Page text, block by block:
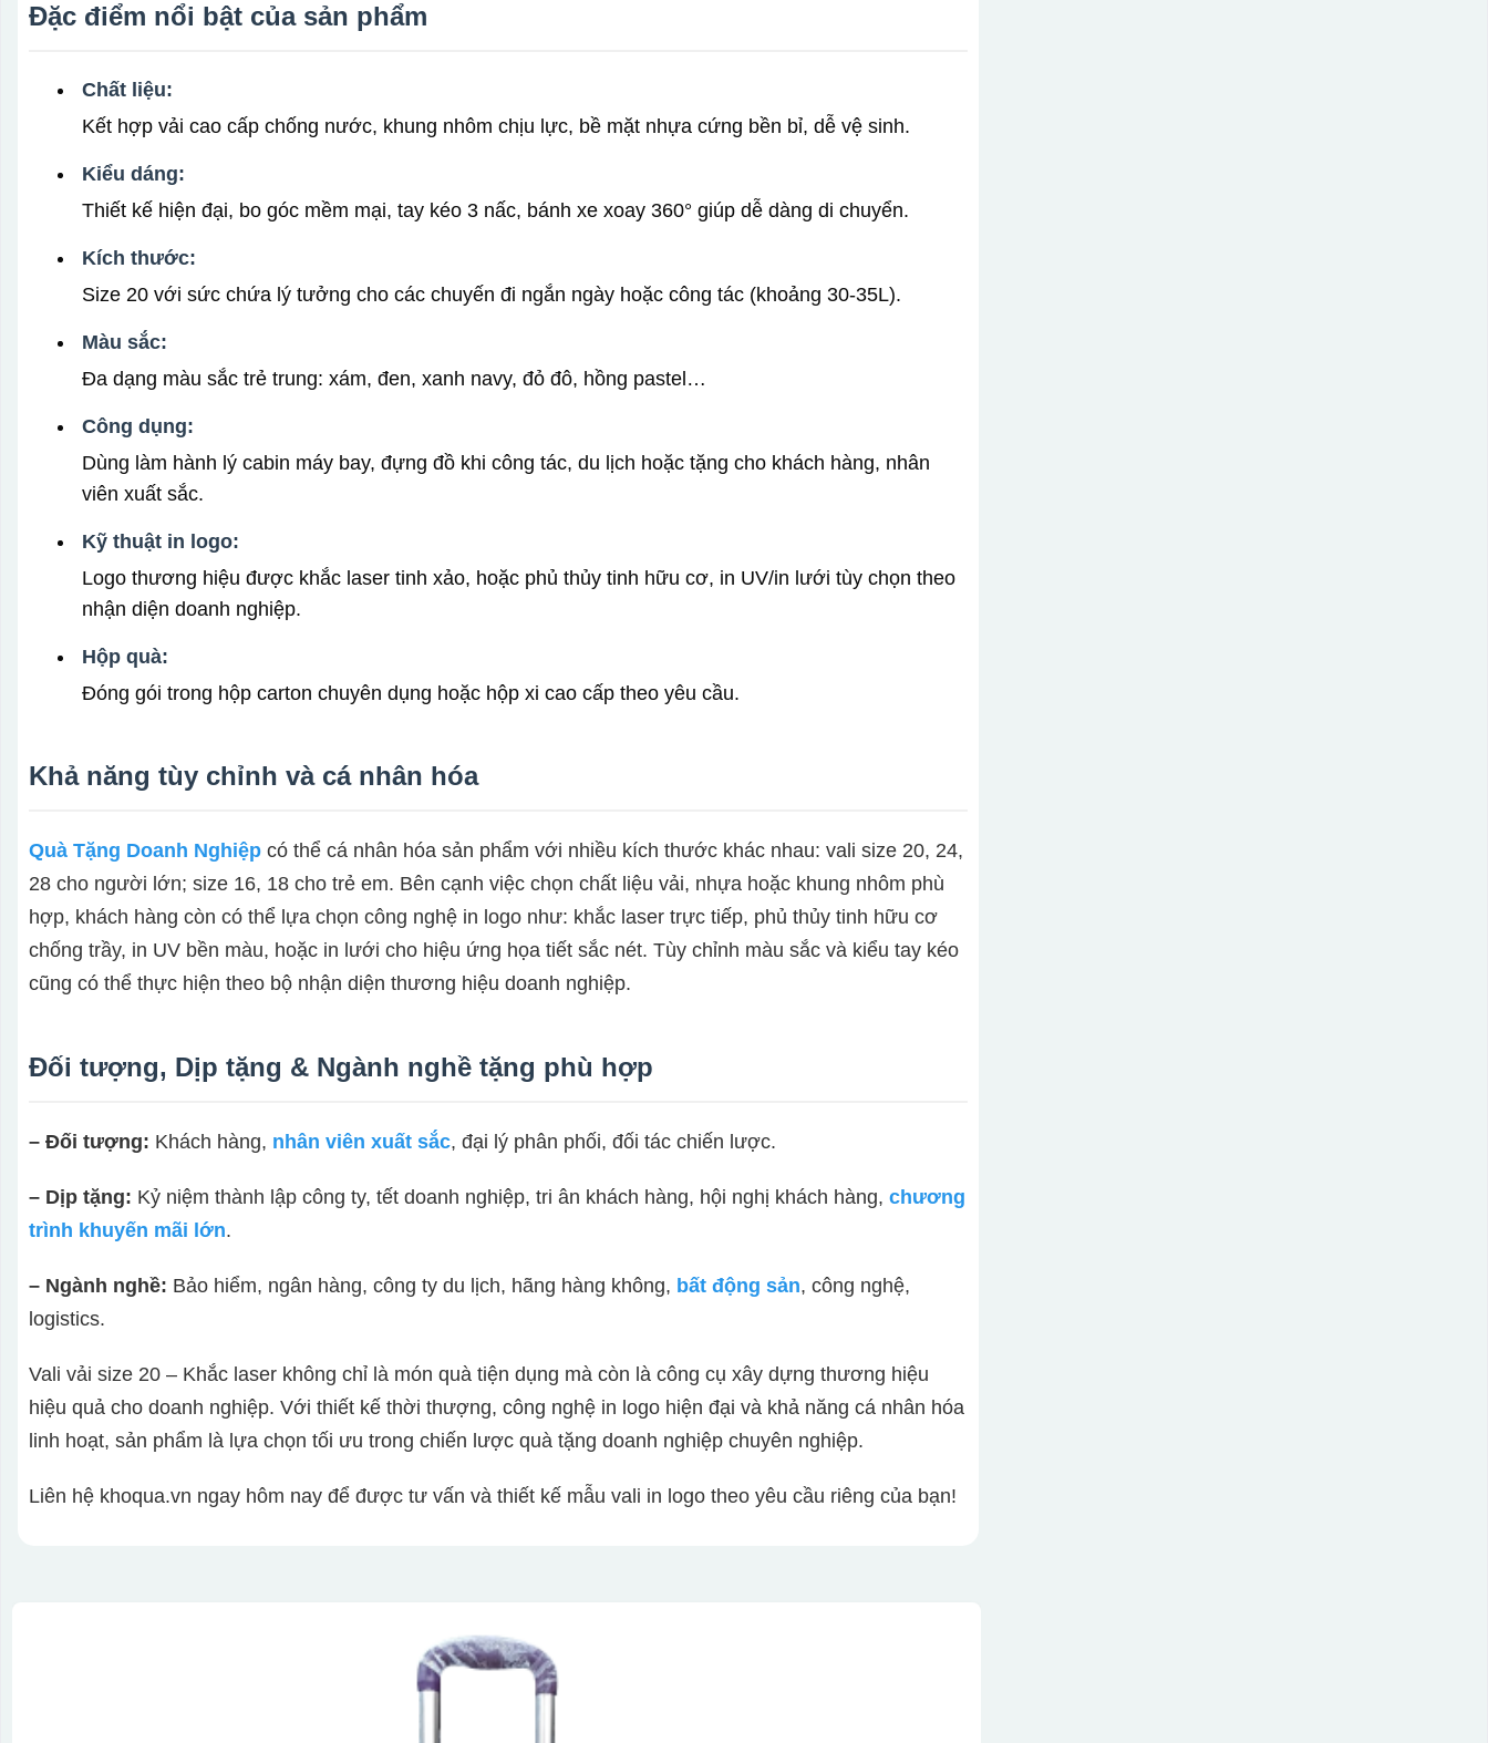
Đặc điểm nổi bật của sản phẩm
Chất liệu:
Kết hợp vải cao cấp chống nước, khung nhôm chịu lực, bề mặt nhựa cứng bền bỉ, dễ vệ sinh.
Kiểu dáng:
Thiết kế hiện đại, bo góc mềm mại, tay kéo 3 nấc, bánh xe xoay 360° giúp dễ dàng di chuyển.
Kích thước:
Size 20 với sức chứa lý tưởng cho các chuyến đi ngắn ngày hoặc công tác (khoảng 30-35L).
Màu sắc:
Đa dạng màu sắc trẻ trung: xám, đen, xanh navy, đỏ đô, hồng pastel…
Công dụng:
Dùng làm hành lý cabin máy bay, đựng đồ khi công tác, du lịch hoặc tặng cho khách hàng, nhân
viên xuất sắc.
Kỹ thuật in logo:
Logo thương hiệu được khắc laser tinh xảo, hoặc phủ thủy tinh hữu cơ, in UV/in lưới tùy chọn theo
nhận diện doanh nghiệp.
Hộp quà:
Đóng gói trong hộp carton chuyên dụng hoặc hộp xi cao cấp theo yêu cầu.
Khả năng tùy chỉnh và cá nhân hóa
Quà Tặng Doanh Nghiệpcó thể cá nhân hóa sản phẩm với nhiều kích thước khác nhau: vali size 20, 24,
28 cho người lớn; size 16, 18 cho trẻ em. Bên cạnh việc chọn chất liệu vải, nhựa hoặc khung nhôm phù
hợp, khách hàng còn có thể lựa chọn công nghệ in logo như: khắc laser trực tiếp, phủ thủy tinh hữu cơ
chống trầy, in UV bền màu, hoặc in lưới cho hiệu ứng họa tiết sắc nét. Tùy chỉnh màu sắc và kiểu tay kéo
cũng có thể thực hiện theo bộ nhận diện thương hiệu doanh nghiệp.
Đối tượng, Dịp tặng & Ngành nghề tặng phù hợp
– Đối tượng: Khách hàng, nhân viên xuất sắc, đại lý phân phối, đối tác chiến lược.
– Dịp tặng: Kỷ niệm thành lập công ty, tết doanh nghiệp, tri ân khách hàng, hội nghị khách hàng, chương
trình khuyến mãi lớn.
– Ngành nghề: Bảo hiểm, ngân hàng, công ty du lịch, hãng hàng không, bất động sản, công nghệ,
logistics.
Vali vải size 20 – Khắc laser không chỉ là món quà tiện dụng mà còn là công cụ xây dựng thương hiệu
hiệu quả cho doanh nghiệp. Với thiết kế thời thượng, công nghệ in logo hiện đại và khả năng cá nhân hóa
linh hoạt, sản phẩm là lựa chọn tối ưu trong chiến lược quà tặng doanh nghiệp chuyên nghiệp.
Liên hệ khoqua.vn ngay hôm nay để được tư vấn và thiết kế mẫu vali in logo theo yêu cầu riêng của bạn!